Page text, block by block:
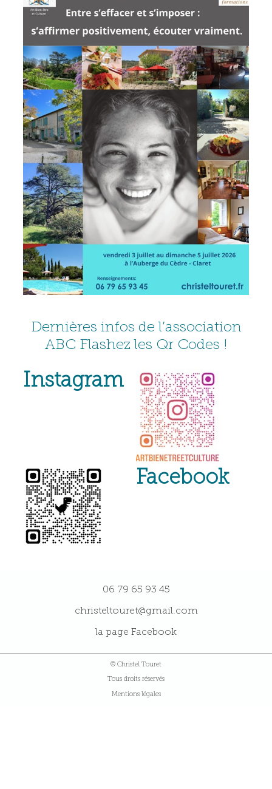
Dernières infos de l’association
ABC Flashez les Qr Codes !
Instagram
Facebook
06 79 65 93 45
christeltouret@gmail.com
la page Facebook
© Christel Touret
Tous droits réservés
Mentions légales